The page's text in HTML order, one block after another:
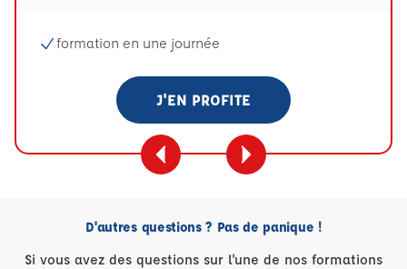
formation en une journée
J'EN PROFITE
D'autres questions ? Pas de panique !
Si vous avez des questions sur l'une de nos formations